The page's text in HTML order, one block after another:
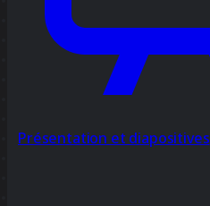
Présentation et diapositives